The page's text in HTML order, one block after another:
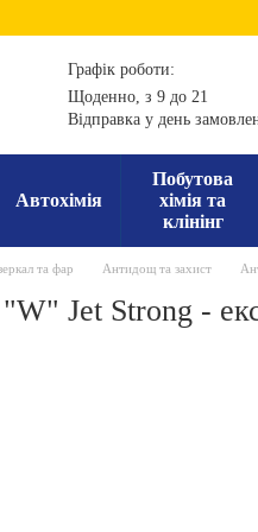
Графік роботи:
Щоденно, з 9 до 21
Відправка у день
Автохімія
Побутова
хімія та
клінінг
та фар Антидощ та захист
Jet Strong -